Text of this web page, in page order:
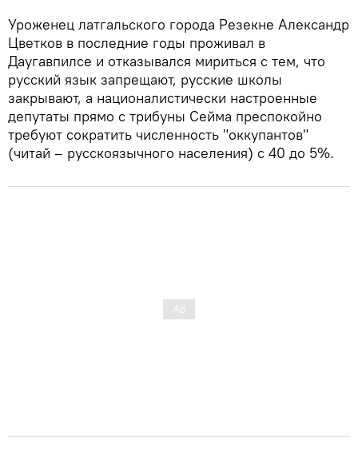
Уроженец латгальского города Резекне Александр
Цветков в последние годы проживал в
Даугавпилсе и отказывался мириться с тем, что
русский язык запрещают, русские школы
закрывают, а националистически настроенные
депутаты прямо с трибуны Сейма преспокойно
требуют сократить численность "оккупантов"
(читай – русскоязычного населения) с 40 до 5%.